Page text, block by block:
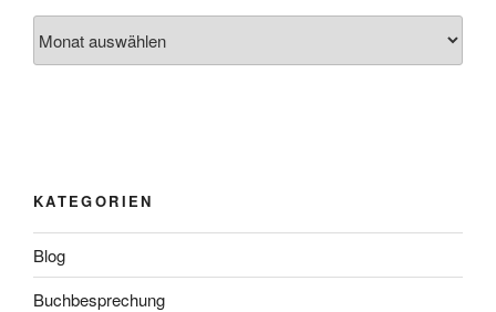
KATEGORIEN
Blog
Buchbesprechung